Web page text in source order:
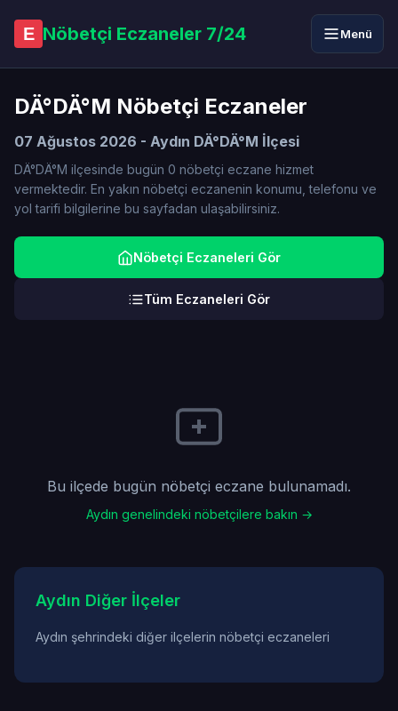
E Nöbetçi Eczaneler 7/24 Menü
DÄ°DÄ°M Nöbetçi Eczaneler
07 Ağustos 2026 - Aydın DÄ°DÄ°M İlçesi
DÄ°DÄ°M ilçesinde bugün 0 nöbetçi eczane hizmet
vermektedir. En yakın nöbetçi eczanenin konumu, telefonu ve
yol tarifi bilgilerine bu sayfadan ulaşabilirsiniz.
Nöbetçi Eczaneleri Gör
Tüm Eczaneleri Gör
Bu ilçede bugün nöbetçi eczane bulunamadı.
Aydın genelindeki nöbetçilere bakın →
Aydın Diğer İlçeler
Aydın şehrindeki diğer ilçelerin nöbetçi eczaneleri